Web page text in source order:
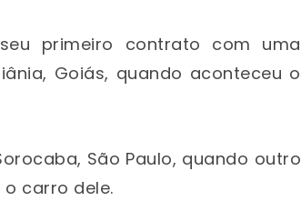
primeiro contrato com uma
Goiás, quando aconteceu o
São Paulo, quando outro
carro dele.